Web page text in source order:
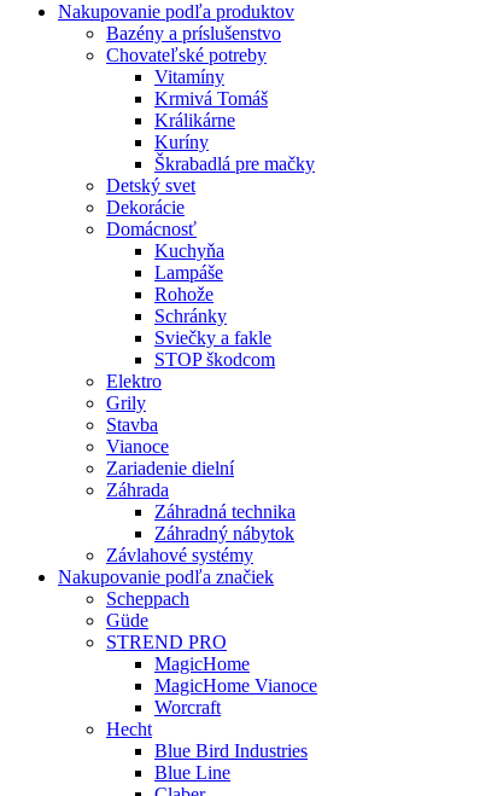
Nakupovanie podľa produktov
Bazény a príslušenstvo
Chovateľské potreby
Vitamíny
Krmivá Tomáš
Králikárne
Kuríny
Škrabadlá pre mačky
Detský svet
Dekorácie
Domácnosť
Kuchyňa
Lampáše
Rohože
Schránky
Sviečky a fakle
STOP škodcom
Elektro
Grily
Stavba
Vianoce
Zariadenie dielní
Záhrada
Záhradná technika
Záhradný nábytok
Závlahové systémy
Nakupovanie podľa značiek
Scheppach
Güde
STREND PRO
MagicHome
MagicHome Vianoce
Worcraft
Hecht
Blue Bird Industries
Blue Line